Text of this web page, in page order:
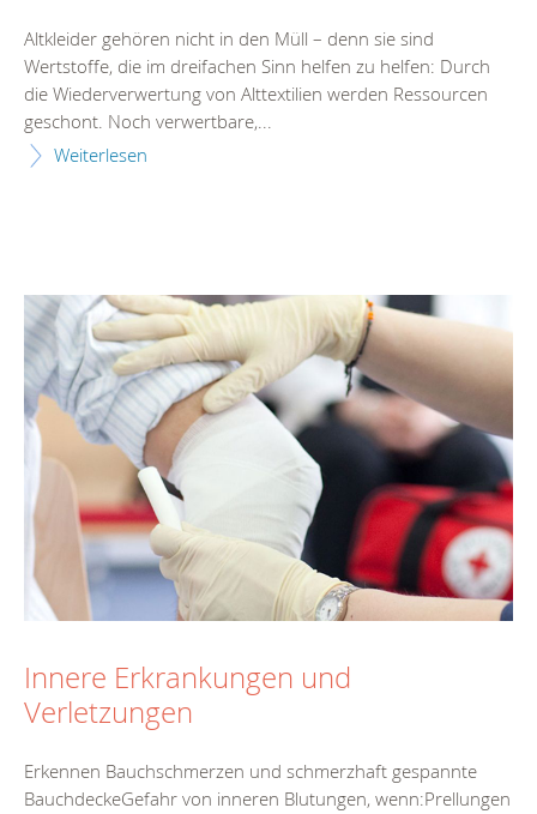
Altkleider gehören nicht in den Müll – denn sie sind
Wertstoffe, die im dreifachen Sinn helfen zu helfen: Durch
die Wiederverwertung von Alttextilien werden Ressourcen
geschont. Noch verwertbare,...
Weiterlesen
Innere Erkrankungen und
Verletzungen
Erkennen Bauchschmerzen und schmerzhaft gespannte
BauchdeckeGefahr von inneren Blutungen, wenn:Prellungen